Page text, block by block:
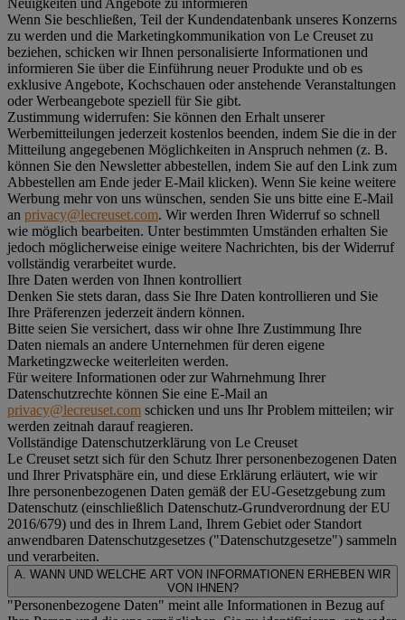
Wenn Sie beschließen, Teil der Kundendatenbank unseres Konzerns
zu werden und die Marketingkommunikation von Le Creuset zu
beziehen, schicken wir Ihnen personalisierte Informationen und
informieren Sie über die Einführung neuer Produkte und ob es
exklusive Angebote, Kochschauen oder anstehende Veranstaltungen
oder Werbeangebote speziell für Sie gibt.
Zustimmung widerrufen: Sie können den Erhalt unserer
Werbemitteilungen jederzeit kostenlos beenden, indem Sie die in der
Mitteilung angegebenen Möglichkeiten in Anspruch nehmen (z. B.
können Sie den Newsletter abbestellen, indem Sie auf den Link zum
Abbestellen am Ende jeder E-Mail klicken). Wenn Sie keine weitere
Werbung mehr von uns wünschen, senden Sie uns bitte eine E-Mail
an privacy@lecreuset.com. Wir werden Ihren Widerruf so schnell
wie möglich bearbeiten. Unter bestimmten Umständen erhalten Sie
jedoch möglicherweise einige weitere Nachrichten, bis der Widerruf
vollständig verarbeitet wurde.
Ihre Daten werden von Ihnen kontrolliert
Denken Sie stets daran, dass Sie Ihre Daten kontrollieren und Sie
Ihre Präferenzen jederzeit ändern können.
Bitte seien Sie versichert, dass wir ohne Ihre Zustimmung Ihre
Daten niemals an andere Unternehmen für deren eigene
Marketingzwecke weiterleiten werden.
Für weitere Informationen oder zur Wahrnehmung Ihrer
Datenschutzrechte können Sie eine E-Mail an
privacy@lecreuset.com schicken und uns Ihr Problem mitteilen; wir
werden zeitnah darauf reagieren.
Vollständige Datenschutzerklärung von Le Creuset
Le Creuset setzt sich für den Schutz Ihrer personenbezogenen Daten
und Ihrer Privatsphäre ein, und diese Erklärung erläutert, wie wir
Ihre personenbezogenen Daten gemäß der EU-Gesetzgebung zum
Datenschutz (einschließlich Datenschutz-Grundverordnung der EU
2016/679) und des in Ihrem Land, Ihrem Gebiet oder Standort
anwendbaren Datenschutzgesetzes ("Datenschutzgesetze") sammeln
und verarbeiten.
A. WANN UND WELCHE ART VON INFORMATIONEN ERHEBEN WIR
VON IHNEN?
"Personenbezogene Daten" meint alle Informationen in Bezug auf